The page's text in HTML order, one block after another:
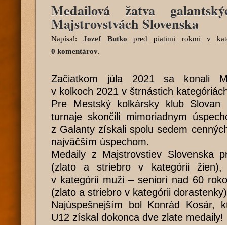
Medailová žatva
Majstrovstvách Slovenska
Napísal:Jozef Butko pred piatimi rokmi v
0 komentárov.
Začiatkom júla 2021 sa konali
v kolkoch 2021 v štrnástich
Pre Mestský kolkársky klub Slovan
turnaje skončili mimoriadnym
z Galanty získali spolu sedem
najväčším úspechom.
Medaily z Majstrovstiev Slovenska
(zlato a striebro v kategórii žien),
v kategórii muži – seniori nad 60
(zlato a striebro v kategórii
Najúspešnejším bol Konrád Kosár,
U12 získal dokonca dve zlate medaily!